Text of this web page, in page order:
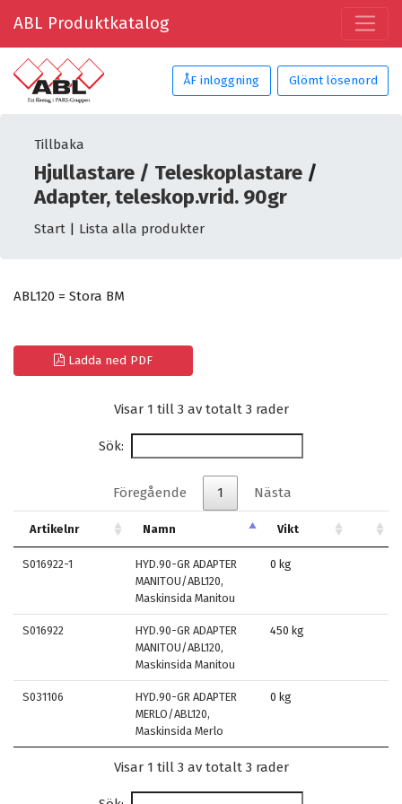
ABL Produktkatalog
ÅF inloggning Glömt lösenord
Tillbaka
Hjullastare / Teleskoplastare/
Adapter, teleskop.vrid. 90gr
Start| Lista alla produkter
ABL120 = Stora BM
Ladda ned PDF
Visar 1 till 3 av totalt 3 rader
Sök:
Föregående 1 Nästa
Artikelnr Namn Vikt
S016922-1
HYD.90-GR ADAPTER
MANITOU/ABL120,
Maskinsida Manitou
0 kg
S016922
HYD.90-GR ADAPTER
MANITOU/ABL120,
Maskinsida Manitou
450 kg
S031106
HYD.90-GR ADAPTER
MERLO/ABL120,
Maskinsida Merlo
0 kg
Visar 1 till 3 av totalt 3 rader